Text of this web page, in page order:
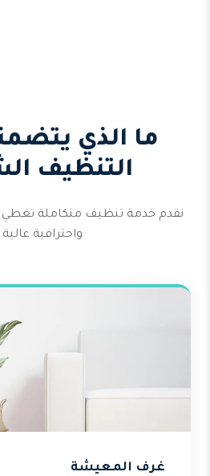
ما الذي
التنظيف
نقدم خدمة تنظيف متكاملة تغطي
واحترافية عالية
غرف المعيشة